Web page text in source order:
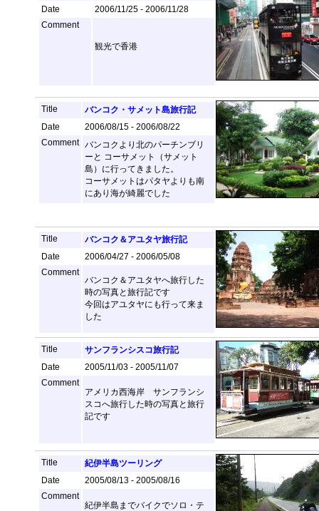
Date
2006/11/25 - 2006/11/28
Comment
観光で香港
Title
バンコク・サメット島旅行記
Date
2006/08/15 - 2006/08/22
Comment
バンコクより北のパーチンブリ
ーと コーサメット（サメット
島）に行ってきました。
コーサメットはパタヤよりも南
にあり海が綺麗でした
Title
バンコク＆アユタヤ旅行記
Date
2006/04/27 - 2006/05/08
Comment
バンコク＆アユタヤへ旅行した
時の写真と旅行記です
今回はアユタヤにも行って来ま
した
Title
サンフランシスコ旅行記
Date
2005/11/03 - 2005/11/07
Comment
アメリカ西海岸 サンフランシ
スコへ旅行した時の写真と旅行
記です
Title
紀伊半島ツーリング
Date
2005/08/13 - 2005/08/16
Comment
紀伊半島までバイクでソロ・テ